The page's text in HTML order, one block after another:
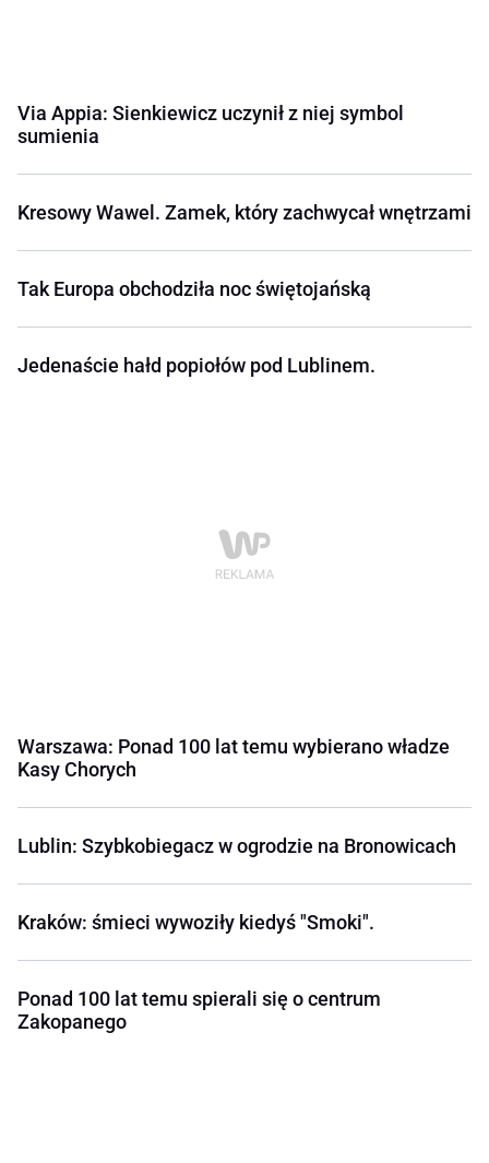
Via Appia: Sienkiewicz uczynił z niej symbol
sumienia
Kresowy Wawel. Zamek, który zachwycał wnętrzami
Tak Europa obchodziła noc świętojańską
Jedenaście hałd popiołów pod Lublinem.
Warszawa: Ponad 100 lat temu wybierano władze
Kasy Chorych
Lublin: Szybkobiegacz w ogrodzie na Bronowicach
Kraków: śmieci wywoziły kiedyś "Smoki".
Ponad 100 lat temu spierali się o centrum
Zakopanego